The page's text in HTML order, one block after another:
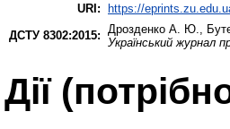
URI: https://
ДСТУ 8302:2015:
Дрозденко А. Ю.
Український журнал
Дії